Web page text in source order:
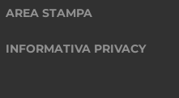
AREA STAMPA
INFORMATIVA PRIVACY